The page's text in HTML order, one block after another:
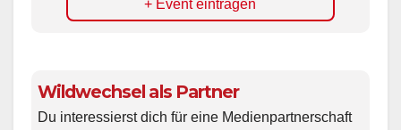
+ Event eintragen
Wildwechsel als Partner
Du interessierst dich für eine Medienpartnerschaft